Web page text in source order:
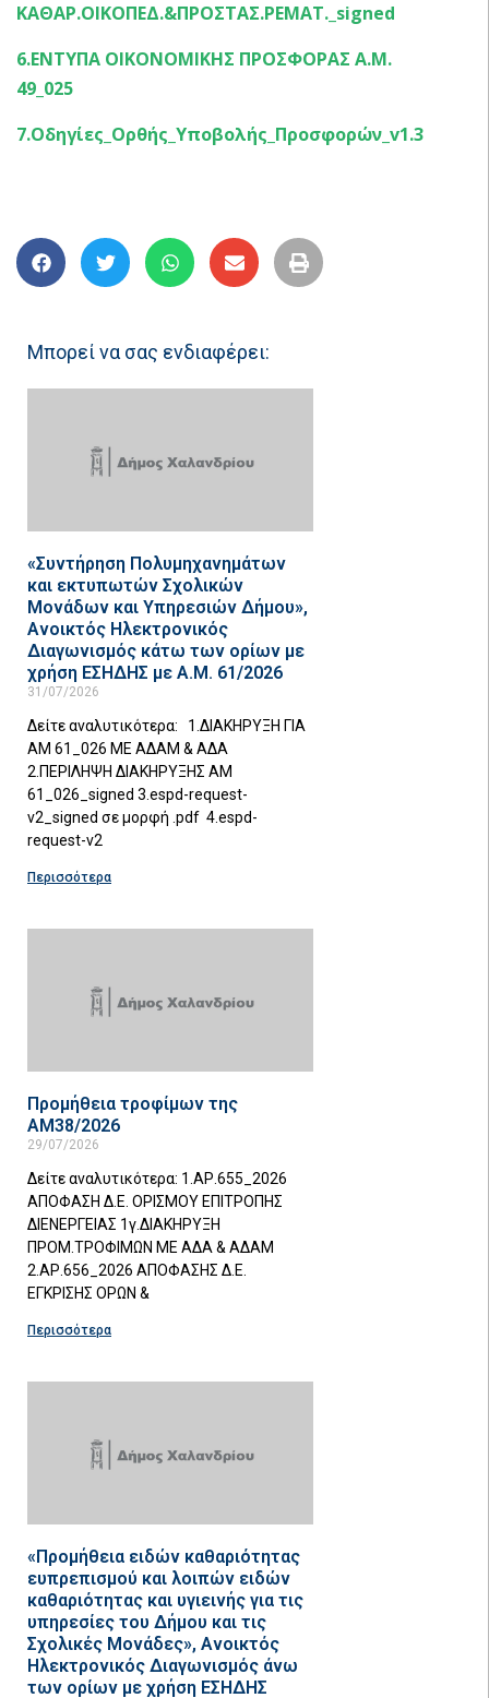
ΚΑΘΑΡ.ΟΙΚΟΠΕΔ.&ΠΡΟΣΤΑΣ.ΡΕΜΑΤ._signed
6.ΕΝΤΥΠΑ ΟΙΚΟΝΟΜΙΚΗΣ ΠΡΟΣΦΟΡΑΣ Α.Μ.
49_025
7.Οδηγίες_Ορθής_Υποβολής_Προσφορών_v1.3
Μπορεί να σας ενδιαφέρει:
«Συντήρηση Πολυμηχανημάτων
και εκτυπωτών Σχολικών
Μονάδων και Υπηρεσιών Δήμου»,
Ανοικτός Ηλεκτρονικός
Διαγωνισμός κάτω των ορίων με
χρήση ΕΣΗΔΗΣ με Α.Μ. 61/2026
31/07/2026
Δείτε αναλυτικότερα: 1.ΔΙΑΚΗΡΥΞΗ ΓΙΑ
ΑΜ 61_026 ΜΕ ΑΔΑΜ & ΑΔΑ
2.ΠΕΡΙΛΗΨΗ ΔΙΑΚΗΡΥΞΗΣ ΑΜ
61_026_signed 3.espd-request-
v2_signed σε μορφή .pdf 4.espd-
request-v2
Περισσότερα
Προμήθεια τροφίμων της
ΑΜ38/2026
29/07/2026
Δείτε αναλυτικότερα: 1.ΑΡ.655_2026
ΑΠΟΦΑΣΗ Δ.Ε. ΟΡΙΣΜΟΥ ΕΠΙΤΡΟΠΗΣ
ΔΙΕΝΕΡΓΕΙΑΣ 1γ.ΔΙΑΚΗΡΥΞΗ
ΠΡΟΜ.ΤΡΟΦΙΜΩΝ ΜΕ ΑΔΑ & ΑΔΑΜ
2.ΑΡ.656_2026 ΑΠΟΦΑΣΗΣ Δ.Ε.
ΕΓΚΡΙΣΗΣ ΟΡΩΝ &
Περισσότερα
«Προμήθεια ειδών καθαριότητας
ευπρεπισμού και λοιπών ειδών
καθαριότητας και υγιεινής για τις
υπηρεσίες του Δήμου και τις
Σχολικές Μονάδες», Ανοικτός
Ηλεκτρονικός Διαγωνισμός άνω
των ορίων με χρήση ΕΣΗΔΗΣ